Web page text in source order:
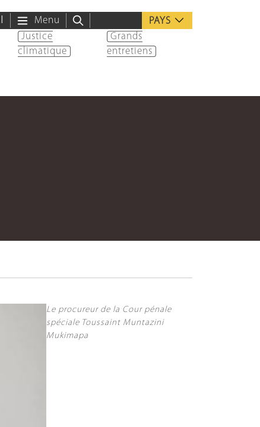
Menu
PAYS
Justice
climatique
Grands
entretiens
Le procureur de la Cour pénale
spéciale Toussaint Muntazini
Mukimapa